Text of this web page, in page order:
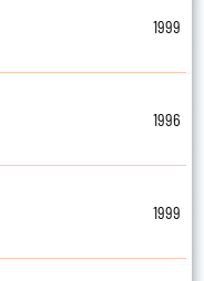
1999
1996
1999